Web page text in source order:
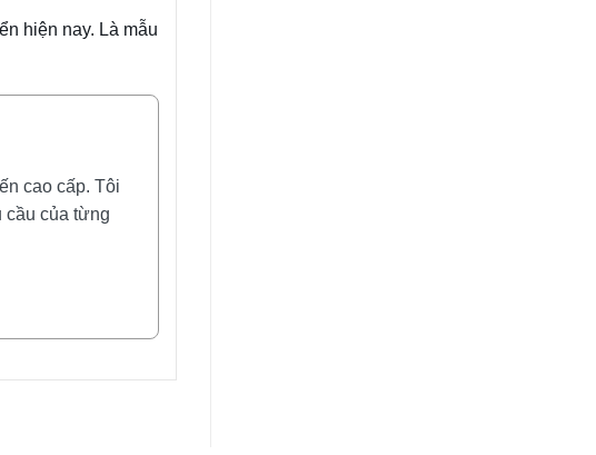
hiện nay. Là mẫu
cao cấp. Tôi
cầu của từng